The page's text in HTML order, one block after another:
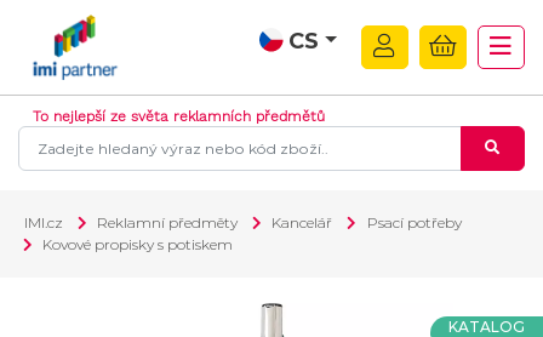
CS
To nejlepší ze světa reklamních předmětů
IMI.cz Reklamní předměty Kancelář
Psací potřeby
Kovové propisky s potiskem
KATALOG